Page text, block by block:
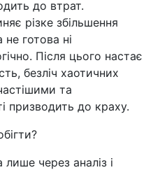
до втрат.
різке збільшення
готова ні
Після цього настає
безліч хаотичних
та
призводить до краху.
через аналіз і